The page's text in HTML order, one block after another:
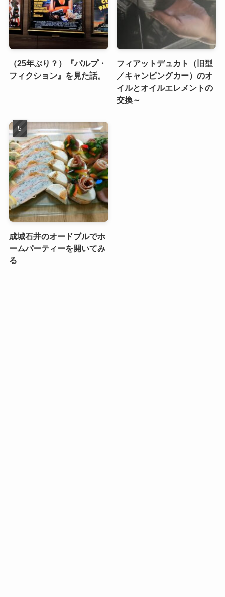
（25年ぶり？）『パルプ・
フィクション』を見た話。
フィアットデュカト（旧型
／キャンピングカー）のオ
イルとオイルエレメントの
交換～
成城石井のオードブルでホ
ームパーティーを開いてみ
る